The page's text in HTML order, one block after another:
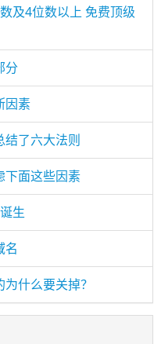
及4位数以上 免费顶级
分
因素
结了六大法则
下面这些因素
生
名
什么要关掉？